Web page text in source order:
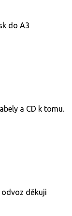
do A3
a CD k tomu.
děkuji